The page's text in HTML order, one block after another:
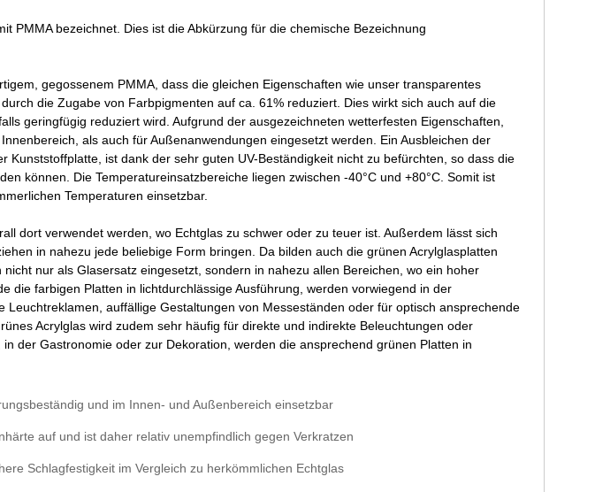
PMMA bezeichnet. Dies ist die Abkürzung für die chemische Bezeichnung
gegossenem PMMA, dass die gleichen Eigenschaften wie unser transparentes
die Zugabe von Farbpigmenten auf ca. 61% reduziert. Dies wirkt sich auch auf die
geringfügig reduziert wird. Aufgrund der ausgezeichneten wetterfesten Eigenschaften,
als auch für Außenanwendungen eingesetzt werden. Ein Ausbleichen der
Kunststoffplatte, ist dank der sehr guten UV-Beständigkeit nicht zu befürchten, so dass die
können. Die Temperatureinsatzbereiche liegen zwischen -40°C und +80°C. Somit ist
Temperaturen einsetzbar.
dort verwendet werden, wo Echtglas zu schwer oder zu teuer ist. Außerdem lässt sich
in nahezu jede beliebige Form bringen. Da bilden auch die grünen Acrylglasplatten
nur als Glasersatz eingesetzt, sondern in nahezu allen Bereichen, wo ein hoher
die farbigen Platten in lichtdurchlässige Ausführung, werden vorwiegend in der
auffällige Gestaltungen von Messeständen oder für optisch ansprechende
Acrylglas wird zudem sehr häufig für direkte und indirekte Beleuchtungen oder
der Gastronomie oder zur Dekoration, werden die ansprechend grünen Platten in
und im Innen- und Außenbereich einsetzbar
auf und ist daher relativ unempfindlich gegen Verkratzen
Schlagfestigkeit im Vergleich zu herkömmlichen Echtglas